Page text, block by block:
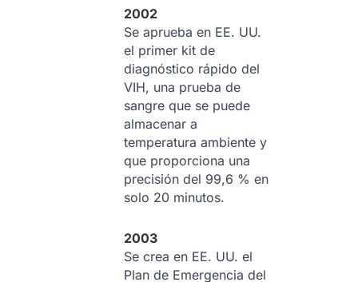
2002
Se aprueba en EE. UU.
el primer kit de
diagnóstico rápido del
VIH, una prueba de
sangre que se puede
almacenar a
temperatura ambiente y
que proporciona una
precisión del 99,6 % en
solo 20 minutos.
2003
Se crea en EE. UU. el
Plan de Emergencia del